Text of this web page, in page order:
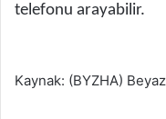
telefonu arayabilir.
Kaynak: (BYZHA)